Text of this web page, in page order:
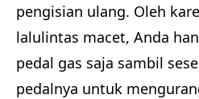
pengisian ulang. Oleh
lalulintas macet, Anda
pedal gas saja sambil
pedalnya untuk